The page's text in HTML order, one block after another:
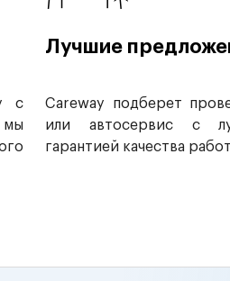
с
мы
Лучшие
Careway подберет
или автосервис с
гарантией качества работ